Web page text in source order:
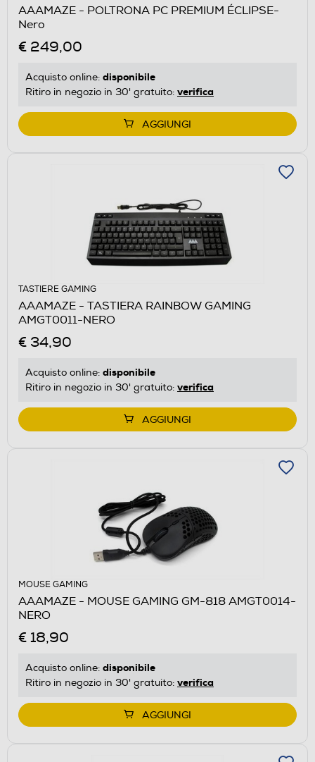
AAAMAZE - POLTRONA PC PREMIUM ÉCLIPSE-
Nero
€ 249,00
Acquisto online: disponibile
Ritiro in negozio in 30' gratuito: verifica
AGGIUNGI
TASTIERE GAMING
AAAMAZE - TASTIERA RAINBOW GAMING
AMGT0011-NERO
€ 34,90
Acquisto online: disponibile
Ritiro in negozio in 30' gratuito: verifica
AGGIUNGI
MOUSE GAMING
AAAMAZE - MOUSE GAMING GM-818 AMGT0014-
NERO
€ 18,90
Acquisto online: disponibile
Ritiro in negozio in 30' gratuito: verifica
AGGIUNGI